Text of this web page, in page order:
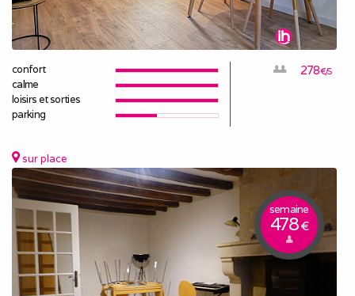
confort
calme
loisirs et sorties
parking
278€/S
sur place
semaine
478€